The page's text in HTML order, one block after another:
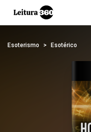
Esoterismo Esotérico